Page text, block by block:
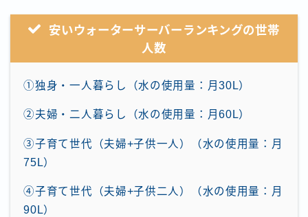
安いウォーターサーバーランキングの世帯
人数
①独身・一人暮らし（水の使用量：月30L）
②夫婦・二人暮らし（水の使用量：月60L）
③子育て世代（夫婦+子供一人）（水の使用量：月
75L）
④子育て世代（夫婦+子供二人）（水の使用量：月
90L）